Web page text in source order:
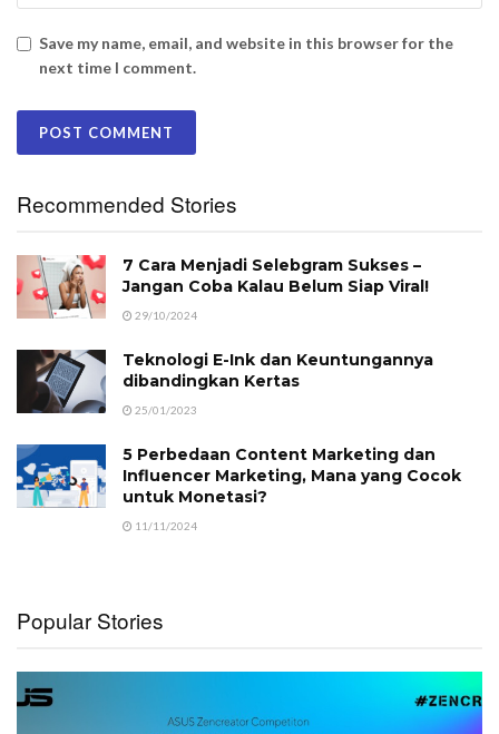
Save my name, email, and website in this browser for the
next time I comment.
Recommended Stories
7 Cara Menjadi Selebgram Sukses –
Jangan Coba Kalau Belum Siap Viral!
29/10/2024
Teknologi E-Ink dan Keuntungannya
dibandingkan Kertas
25/01/2023
5 Perbedaan Content Marketing dan
Influencer Marketing, Mana yang Cocok
untuk Monetasi?
11/11/2024
Popular Stories